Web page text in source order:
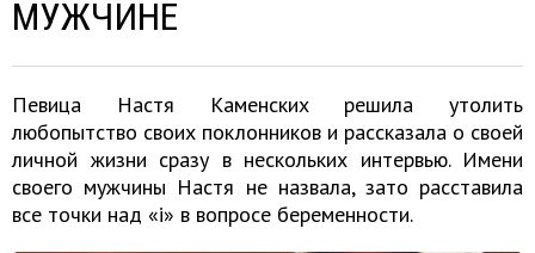
МУЖЧИНЕ
Певица Настя Каменских решила утолить
любопытство своих поклонников и рассказала о своей
личной жизни сразу в нескольких интервью. Имени
своего мужчины Настя не назвала, зато расставила
все точки над «і» в вопросе беременности.